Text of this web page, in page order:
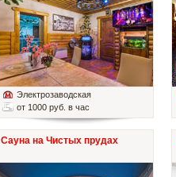
Электрозаводская
от 1000 руб. в час
Сауна на Чистых прудах